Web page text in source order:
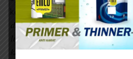
kegelisahan ini:
”Bukankah
dari kecelakaan hidup?
lupa akan dirinya yang lemah
karena kesombongannya. Mereka